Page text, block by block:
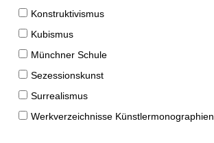
Konstruktivismus
Kubismus
Münchner Schule
Sezessionskunst
Surrealismus
Werkverzeichnisse Künstlermonographien